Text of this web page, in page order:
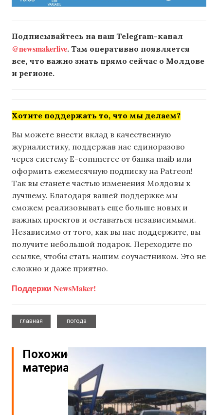
Подписывайтесь на наш Telegram-канал
@newsmakerlive. Там оперативно появляется
все, что важно знать прямо сейчас о Молдове
и регионе.
Хотите поддержать то, что мы делаем?
Вы можете внести вклад в качественную
журналистику, поддержав нас единоразово
через систему E-commerce от банка maib или
оформить ежемесячную подписку на Patreon!
Так вы станете частью изменения Молдовы к
лучшему. Благодаря вашей поддержке мы
сможем реализовывать еще больше новых и
важных проектов и оставаться независимыми.
Независимо от того, как вы нас поддержите, вы
получите небольшой подарок. Переходите по
ссылке, чтобы стать нашим соучастником. Это не
сложно и даже приятно.
Поддержи NewsMaker!
главная
погода
Похожие
материалы